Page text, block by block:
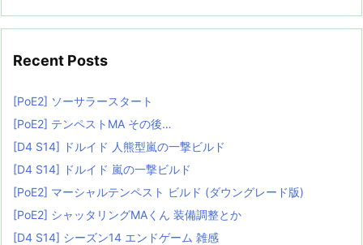
Recent Posts
[PoE2] ソーサラースタート
[PoE2] テンペストMA その後…
[D4 S14] ドルイド 人熊型嵐の一撃ビルド
[D4 S14] ドルイド 嵐の一撃ビルド
[PoE2] マーシャルテンペスト ビルド (ダウングレード版)
[PoE2] シャッタリングMAくん 装備調整とか
[D4 S14] シーズン14 エンドゲーム 雑感